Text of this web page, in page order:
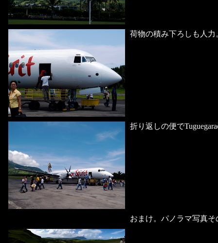
荷物の積み下ろしも人力
折り返しの便で
おまけ。パノラマ写真